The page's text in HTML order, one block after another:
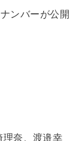
ンバーが公開
奈、渡邉幸